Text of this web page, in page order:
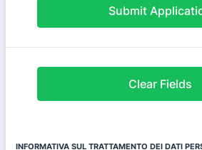
Submit
Clear Fields
INFORMATIVA SUL TRATTAMENTO DEI DATI